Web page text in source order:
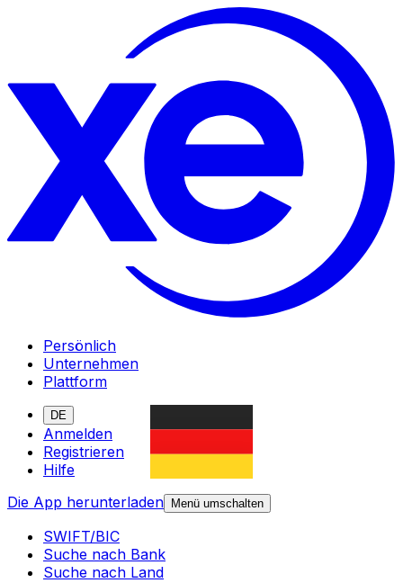
Persönlich
Unternehmen
Plattform
DE
Anmelden
Registrieren
Hilfe
Die App herunterladen
Menü umschalten
SWIFT/BIC
Suche nach Bank
Suche nach Land